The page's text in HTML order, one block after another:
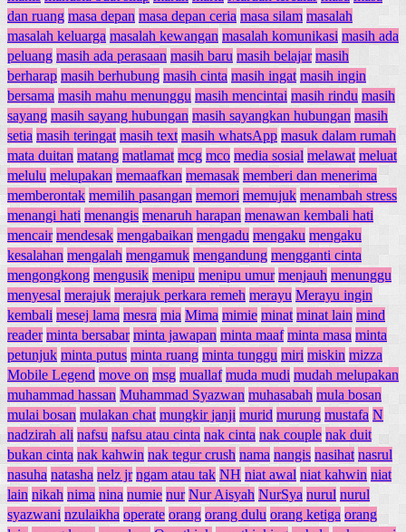
dan ruang masa depan masa depan ceria masa silam masalah
masalah keluarga masalah kewangan masalah komunikasi masih ada
peluang masih ada perasaan masih baru masih belajar masih
berharap masih berhubung masih cinta masih ingat masih ingin
bersama masih mahu menunggu masih mencintai masih rindu masih
sayang masih sayang hubungan masih sayangkan hubungan masih
setia masih teringat masih text masih whatsApp masuk dalam rumah
mata duitan matang matlamat mcg mco media sosial melawat meluat
melulu melupakan memaafkan memasak memberi dan menerima
memberontak memilih pasangan memori memujuk menambah stress
menangi hati menangis menaruh harapan menawan kembali hati
mencair mendesak mengabaikan mengadu mengaku mengaku
kesalahan mengalah mengamuk mengandung mengganti cinta
mengongkong mengusik menipu menipu umur menjauh menunggu
menyesal merajuk merajuk perkara remeh merayu Merayu ingin
kembali mesej lama mesra mia Mima mimie minat minat lain mind
reader minta bersabar minta jawapan minta maaf minta masa minta
petunjuk minta putus minta ruang minta tunggu miri miskin mizza
Mobile Legend move on msg muallaf muda mudi mudah melupakan
muhammad hassan Muhammad Syazwan muhasabah mula bosan
mulai bosan mulakan chat mungkir janji murid murung mustafa N
nadzirah ali nafsu nafsu atau cinta nak cinta nak couple nak duit
bukan cinta nak kahwin nak tegur crush nama nangis nasihat nasrul
nasuha natasha nelz jr ngam atau tak NH niat awal niat kahwin niat
lain nikah nima nina numie nur Nur Aisyah NurSya nurul nurul
syazwani nzulaikha operate orang orang dulu orang ketiga orang